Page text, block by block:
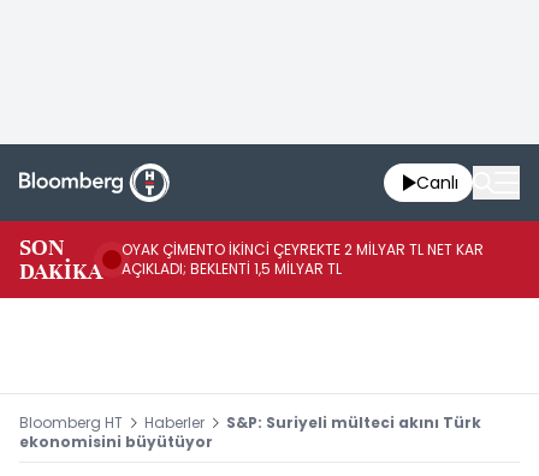
Canlı
SON
DAKİKA
OYAK ÇİMENTO İKİNCİ ÇEYREKTE 2 MİLYAR TL NET KAR
AÇIKLADI; BEKLENTİ 1,5 MİLYAR TL
Bloomberg HT Haberler
S&P: Suriyeli mülteci akını Türk
ekonomisini büyütüyor